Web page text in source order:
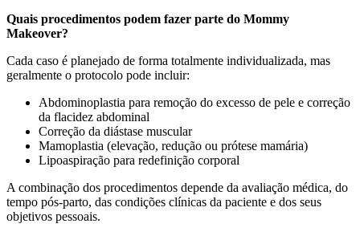
Quais procedimentos podem fazer parte do Mommy
Makeover?
Cada caso é planejado de forma totalmente individualizada, mas
geralmente o protocolo pode incluir:
Abdominoplastia para remoção do excesso de pele e correção
da flacidez abdominal
Correção da diástase muscular
Mamoplastia (elevação, redução ou prótese mamária)
Lipoaspiração para redefinição corporal
A combinação dos procedimentos depende da avaliação médica, do
tempo pós-parto, das condições clínicas da paciente e dos seus
objetivos pessoais.